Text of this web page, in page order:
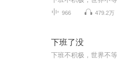
966 479.2万
下班了没